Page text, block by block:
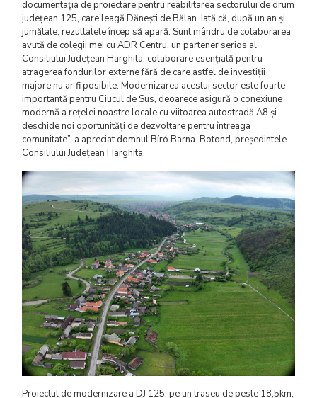
documentația de proiectare pentru reabilitarea sectorului de drum
județean 125, care leagă Dănești de Bălan. Iată că, după un an și
jumătate, rezultatele încep să apară. Sunt mândru de colaborarea
avută de colegii mei cu ADR Centru, un partener serios al
Consiliului Județean Harghita, colaborare esențială pentru
atragerea fondurilor externe fără de care astfel de investiții
majore nu ar fi posibile. Modernizarea acestui sector este foarte
importantă pentru Ciucul de Sus, deoarece asigură o conexiune
modernă a rețelei noastre locale cu viitoarea autostradă A8 și
deschide noi oportunități de dezvoltare pentru întreaga
comunitate”, a apreciat domnul Bíró Barna-Botond, președintele
Consiliului Județean Harghita.
Proiectul de modernizare a DJ 125, pe un traseu de peste 18,5km,